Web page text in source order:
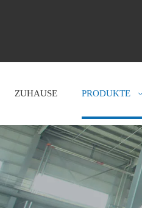
ZUHAUSE PRODUKTE